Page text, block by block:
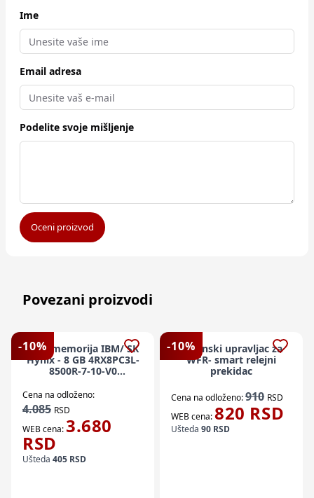
Ime
Email adresa
Podelite svoje mišljenje
Oceni proizvod
Povezani proizvodi
-10%
Ram memorija IBM/ SK
Hynix - 8 GB 4RX8PC3L-
8500R-7-10-V0
D7-AC
Cena na odloženo:
4.085 RSD
WEB cena:3.680
RSD
Ušteda 405 RSD
-10%
Daljinski upravljac za
WFR- smart relejni
prekidac
Cena na odloženo:910 RSD
WEB cena:820 RSD
Ušteda 90 RSD